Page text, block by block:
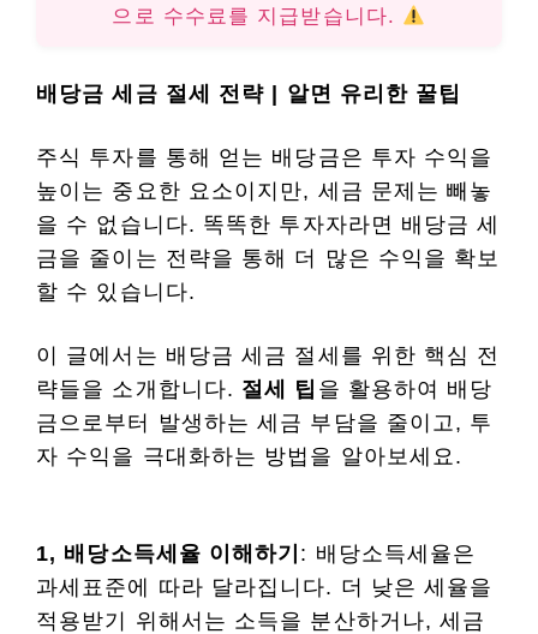
으로 수수료를 지급받습니다.
배당금 세금 절세 전략 | 알면 유리한 꿀팁
주식 투자를 통해 얻는 배당금은 투자 수익을
높이는 중요한 요소이지만, 세금 문제는 빼놓
을 수 없습니다. 똑똑한 투자자라면 배당금 세
금을 줄이는 전략을 통해 더 많은 수익을 확보
할 수 있습니다.
이 글에서는 배당금 세금 절세를 위한 핵심 전
략들을 소개합니다. 절세 팁 을 활용하여 배당
금으로부터 발생하는 세금 부담을 줄이고, 투
자 수익을 극대화하는 방법을 알아보세요.
1, 배당소득세율 이해하기 : 배당소득세율은
과세표준에 따라 달라집니다. 더 낮은 세율을
적용받기 위해서는 소득을 분산하거나, 세금